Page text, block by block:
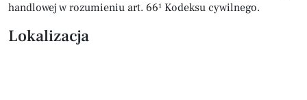
handlowej w rozumieniu art. 66¹ Kodeksu cywilnego.
Lokalizacja